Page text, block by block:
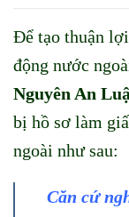
Để tạo thuận
động nước
Nguyên An
bị hồ sơ làm
ngoài như sau:
Căn cứ